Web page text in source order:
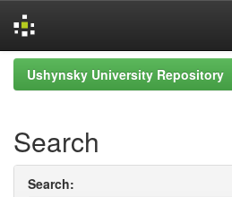
Skip
navigation
Ushynsky University Repository
Search
Search: